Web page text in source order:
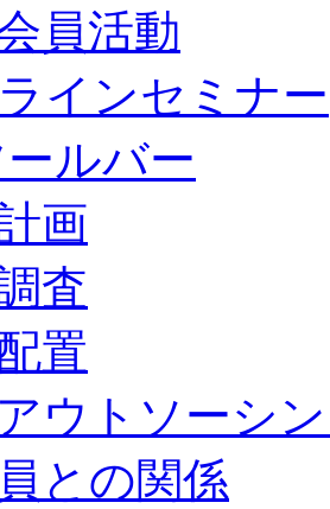
員活動
インセミナー
ルバー
画
査
置
ウトソーシ
との関係